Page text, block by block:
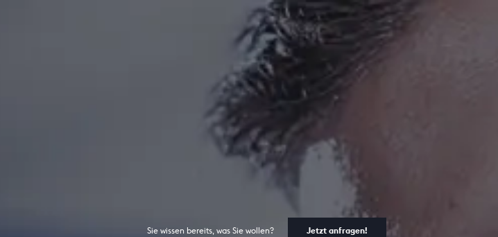
Sie wissen bereits, was Sie wollen? Jetzt anfragen!